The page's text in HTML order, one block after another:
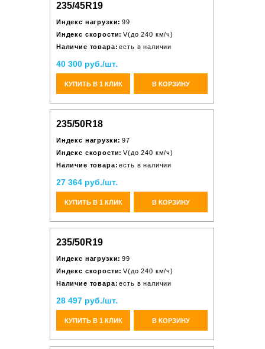
235/45R19
Индекс нагрузки: 99
Индекс скорости: V(до 240 км/ч)
Наличие товара: есть в наличии
40 300 руб./шт.
КУПИТЬ В 1 КЛИК В КОРЗИНУ
235/50R18
Индекс нагрузки: 97
Индекс скорости: V(до 240 км/ч)
Наличие товара: есть в наличии
27 364 руб./шт.
КУПИТЬ В 1 КЛИК В КОРЗИНУ
235/50R19
Индекс нагрузки: 99
Индекс скорости: V(до 240 км/ч)
Наличие товара: есть в наличии
28 497 руб./шт.
КУПИТЬ В 1 КЛИК В КОРЗИНУ